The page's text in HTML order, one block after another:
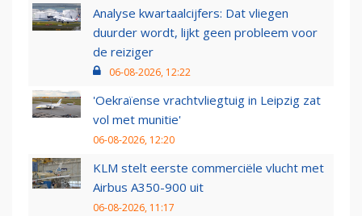
Analyse kwartaalcijfers: Dat vliegen
duurder wordt, lijkt geen probleem voor
de reiziger
06-08-2026, 12:22
'Oekraïense vrachtvliegtuig in Leipzig zat
vol met munitie'
06-08-2026, 12:20
KLM stelt eerste commerciële vlucht met
Airbus A350-900 uit
06-08-2026, 11:17